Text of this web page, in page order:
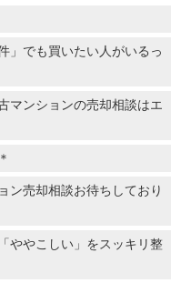
」でも買いたい人がいるっ
マンションの売却相談はエ
ン売却相談お待ちしており
ややこしい」をスッキリ整